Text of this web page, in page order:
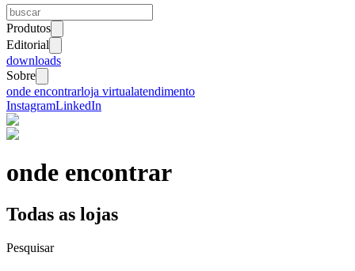
Produtos
Editorial
downloads
Sobre
onde encontrarloja virtualatendimento
InstagramLinkedIn
onde encontrar
Todas as lojas
Pesquisar